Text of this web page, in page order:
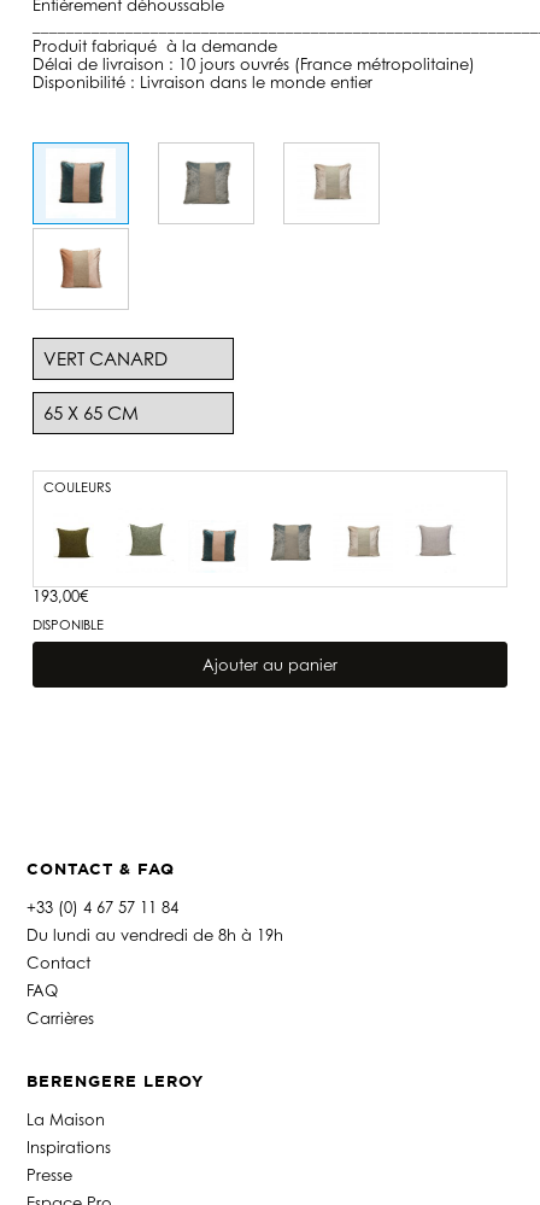
Entièrement déhoussable
Produit fabriqué à la demande
Délai de livraison : 10 jours ouvrés (France métropolitaine)
Disponibilité : Livraison dans le monde entier
COULEURS
193,00€
DISPONIBLE
quantité
Ajouter au panier
CONTACT & FAQ
+33 (0) 4 67 57 11 84
Du lundi au vendredi de 8h à 19h
Contact
FAQ
Carrières
BERENGERE LEROY
La Maison
Inspirations
Presse